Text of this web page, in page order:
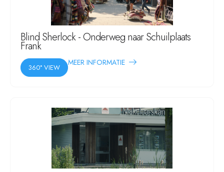
Blind Sherlock - Onderweg naar Schuilplaats
Frank
360° VIEW
MEER INFORMATIE